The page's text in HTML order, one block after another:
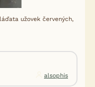
užovek červených,
alsophis